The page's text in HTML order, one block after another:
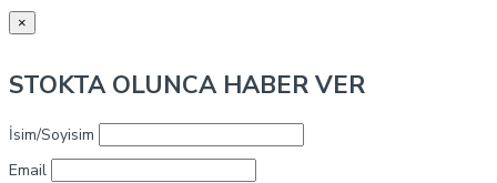
×
STOKTA OLUNCA HABER VER
İsim/Soyisim
Email